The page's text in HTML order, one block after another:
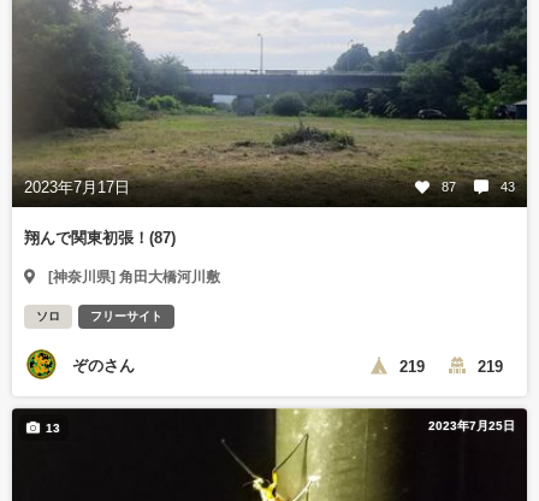
2023年7月17日 87 43
翔んで関東初張！(87)
[神奈川県] 角田大橋河川敷
ソロ フリーサイト
ぞのさん 219 219
2023年7月25日
13